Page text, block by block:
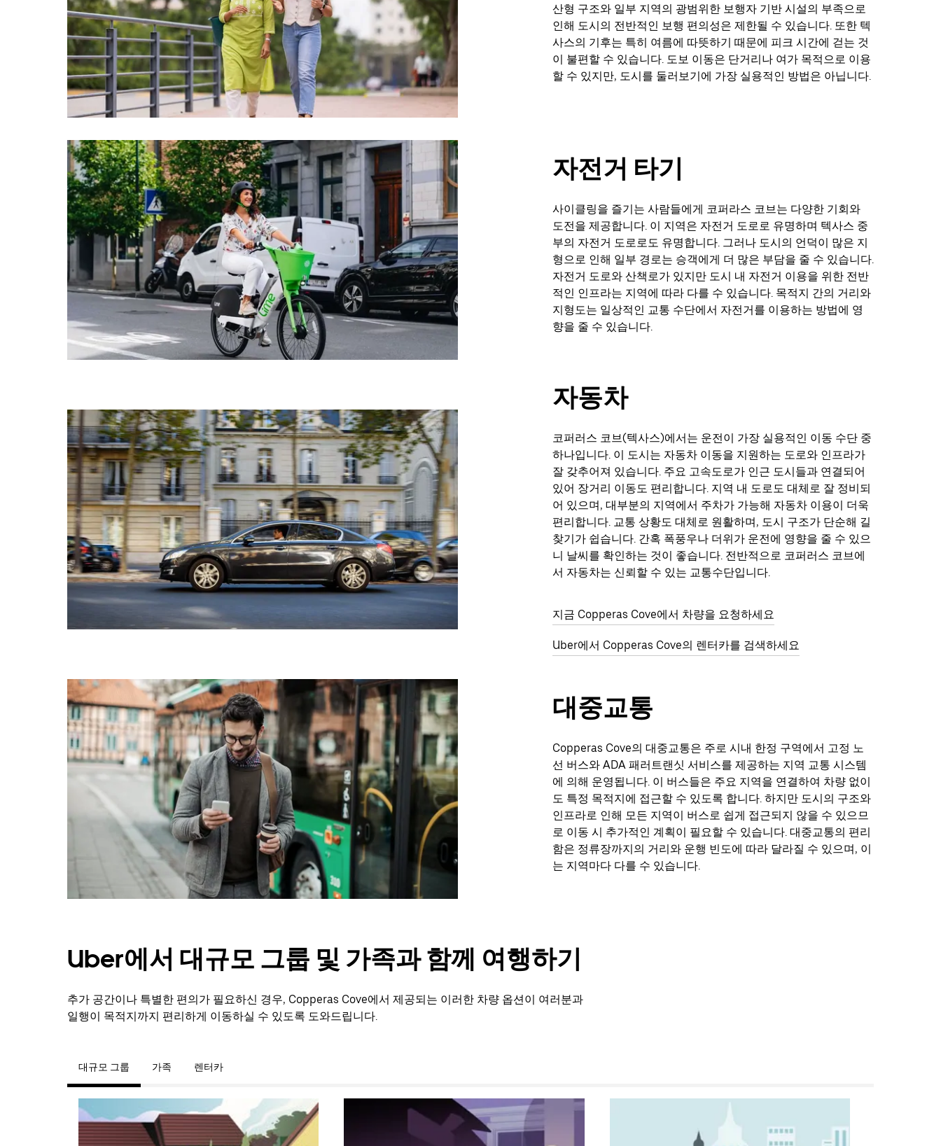
산형 구조와 일부 지역의 광범위한 보행자 기반 시설의 부족으로
인해 도시의 전반적인 보행 편의성은 제한될 수 있습니다. 또한 텍
사스의 기후는 특히 여름에 따뜻하기 때문에 피크 시간에 걷는 것
이 불편할 수 있습니다. 도보 이동은 단거리나 여가 목적으로 이용
할 수 있지만, 도시를 둘러보기에 가장 실용적인 방법은 아닙니다.
자전거 타기
사이클링을 즐기는 사람들에게 코퍼라스 코브는 다양한 기회와
도전을 제공합니다. 이 지역은 자전거 도로로 유명하며 텍사스 중
부의 자전거 도로로도 유명합니다. 그러나 도시의 언덕이 많은 지
형으로 인해 일부 경로는 승객에게 더 많은 부담을 줄 수 있습니다.
자전거 도로와 산책로가 있지만 도시 내 자전거 이용을 위한 전반
적인 인프라는 지역에 따라 다를 수 있습니다. 목적지 간의 거리와
지형도는 일상적인 교통 수단에서 자전거를 이용하는 방법에 영
향을 줄 수 있습니다.
자동차
코퍼러스 코브(텍사스)에서는 운전이 가장 실용적인 이동 수단 중
하나입니다. 이 도시는 자동차 이동을 지원하는 도로와 인프라가
잘 갖추어져 있습니다. 주요 고속도로가 인근 도시들과 연결되어
있어 장거리 이동도 편리합니다. 지역 내 도로도 대체로 잘 정비되
어 있으며, 대부분의 지역에서 주차가 가능해 자동차 이용이 더욱
편리합니다. 교통 상황도 대체로 원활하며, 도시 구조가 단순해 길
찾기가 쉽습니다. 간혹 폭풍우나 더위가 운전에 영향을 줄 수 있으
니 날씨를 확인하는 것이 좋습니다. 전반적으로 코퍼러스 코브에
서 자동차는 신뢰할 수 있는 교통수단입니다.
지금 Copperas Cove에서 차량을 요청하세요
Uber에서 Copperas Cove의 렌터카를 검색하세요
대중교통
Copperas Cove의 대중교통은 주로 시내 한정 구역에서 고정 노
선 버스와 ADA 패러트랜싯 서비스를 제공하는 지역 교통 시스템
에 의해 운영됩니다. 이 버스들은 주요 지역을 연결하여 차량 없이
도 특정 목적지에 접근할 수 있도록 합니다. 하지만 도시의 구조와
인프라로 인해 모든 지역이 버스로 쉽게 접근되지 않을 수 있으므
로 이동 시 추가적인 계획이 필요할 수 있습니다. 대중교통의 편리
함은 정류장까지의 거리와 운행 빈도에 따라 달라질 수 있으며, 이
는 지역마다 다를 수 있습니다.
Uber에서 대규모 그룹 및 가족과 함께 여행하기
추가 공간이나 특별한 편의가 필요하신 경우, Copperas Cove에서 제공되는 이러한 차량 옵션이 여러분과
일행이 목적지까지 편리하게 이동하실 수 있도록 도와드립니다.
대규모 그룹 가족 렌터카